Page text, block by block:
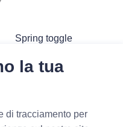
Spring toggle
la tua
di tracciamento per